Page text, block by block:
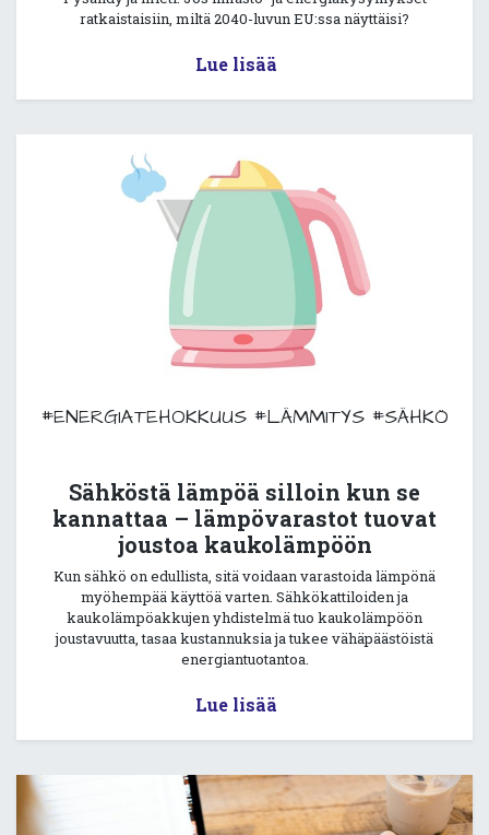
ratkaistaisiin, miltä 2040-luvun EU:ssa näyttäisi?
Lue lisää
#ENERGIATEHOKKUUS #LÄMMITYS #SÄHKÖ
Sähköstä lämpöä silloin kun se
kannattaa – lämpövarastot tuovat
joustoa kaukolämpöön
Kun sähkö on edullista, sitä voidaan varastoida lämpönä
myöhempää käyttöä varten. Sähkökattiloiden ja
kaukolämpöakkujen yhdistelmä tuo kaukolämpöön
joustavuutta, tasaa kustannuksia ja tukee vähäpäästöistä
energiantuotantoa.
Lue lisää